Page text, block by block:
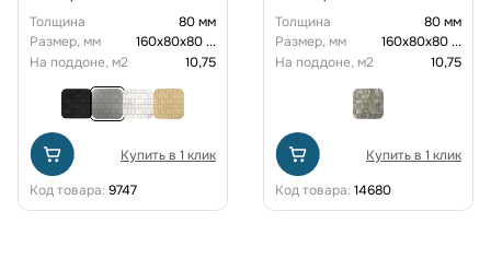
Толщина
80 мм
Размер, мм
160х80х80...
На поддоне, м2
10,75
Купить в 1 клик
Код товара: 9747
Толщина
80 мм
Размер, мм
160х80х80...
На поддоне, м2
10,75
Купить в 1 клик
Код товара: 14680